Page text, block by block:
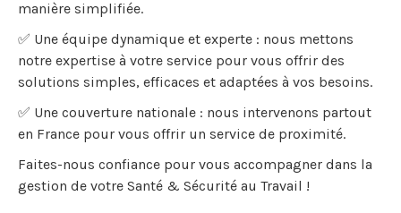
manière simplifiée.
✅ Une équipe dynamique et experte : nous mettons
notre expertise à votre service pour vous offrir des
solutions simples, efficaces et adaptées à vos besoins.
✅ Une couverture nationale : nous intervenons partout
en France pour vous offrir un service de proximité.
Faites-nous confiance pour vous accompagner dans la
gestion de votre Santé & Sécurité au Travail !